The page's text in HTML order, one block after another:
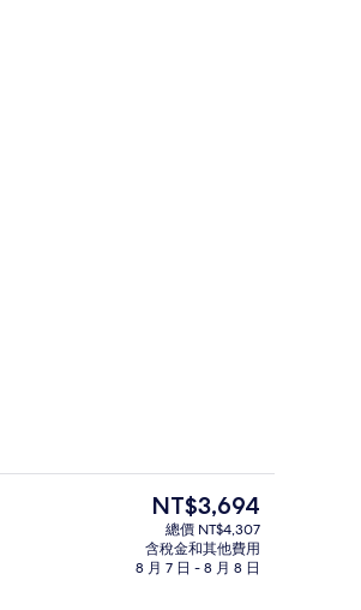
住宿內酒吧
目
前
的
價
NT$3,694
總價 NT$4,307
含稅金和其他費用
8 月 7 日 - 8 月 8 日